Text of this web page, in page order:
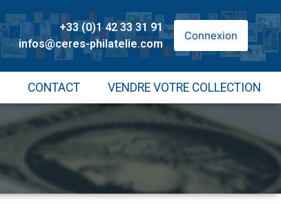
+33 (0)1 42 33 31 91
infos@ceres-philatelie.com
Connexion
CONTACT VENDRE VOTRE COLLECTION